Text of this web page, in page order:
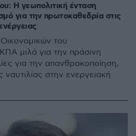
Η γεωπολιτική ένταση
για την πρωτοκαθεδρία στις
του
μιλά για την πράσινη
για την απανθρακοποίηση,
στην ενεργειακή